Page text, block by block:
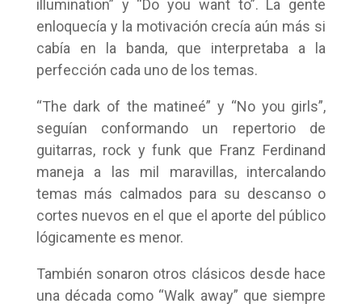
illumination” y “Do you want to”. La gente
enloquecía y la motivación crecía aún más si
cabía en la banda, que interpretaba a la
perfección cada uno de los temas.
“The dark of the matineé” y “No you girls”,
seguían conformando un repertorio de
guitarras, rock y funk que Franz Ferdinand
maneja a las mil maravillas, intercalando
temas más calmados para su descanso o
cortes nuevos en el que el aporte del público
lógicamente es menor.
También sonaron otros clásicos desde hace
una década como “Walk away” que siempre